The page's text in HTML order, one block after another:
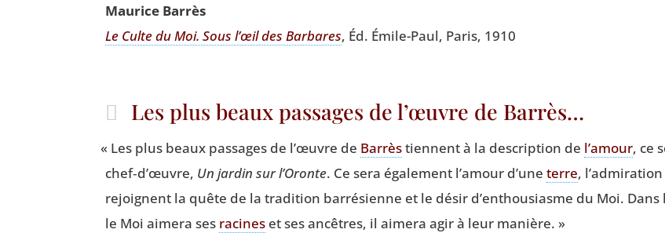
Mau­rice Barrès
Le Culte du Moi. Sous l’œil des Bar­bares, Éd. Émile-Paul, Paris, 1910
Les plus beaux passages de l’œuvre de Barrès…
« Les plus beaux pas­sages de l’œuvre de Bar­rèstiennent à la des­crip­tion de l’amour, ce
chef‑d’œuvre, Un jar­din sur l’Oronte. Ce sera éga­le­ment l’amour d’uneterre,
rejoignent la quête de la tra­di­tion bar­ré­sienne et le désir d’enthousiasme du Moi. Dans
le Moi aime­ra ses racines et ses ancêtres, il aime­ra agir à leur manière. »